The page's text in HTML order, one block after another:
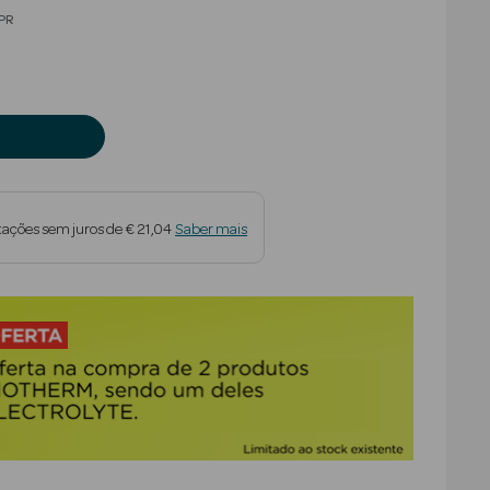
from
sem juros de € 21,04 Saber mais